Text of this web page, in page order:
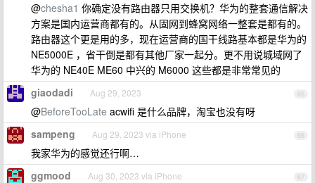
@chesha1 你确定没有路由器只用交换机？华为的整套通信解决
方案是国内运营商都有的。从固网到蜂窝网络一整套是都有的。
路由器这个更是用的多，现在运营商的国干线路基本都是华为的
NE5000E ，省干倒是都有其他厂家一起分。更不用说城域网了
华为的 NE40E ME60 中兴的 M6000 这些都是非常常见的
65
giaodadi Aug 29, 2023
@BeforeTooLate acwifi 是什么品牌，淘宝也没有呀
66
sampeng Aug 29, 2023 via iPhone
我家华为的感觉还行啊…
67
ggmood Aug 30, 2023 via iPhone